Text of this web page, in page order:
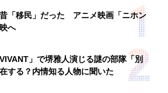
「移民」だった アニメ映画「ニホン
へ
」で堺雅人演じる謎の部隊「別
する？内情知る人物に聞いた